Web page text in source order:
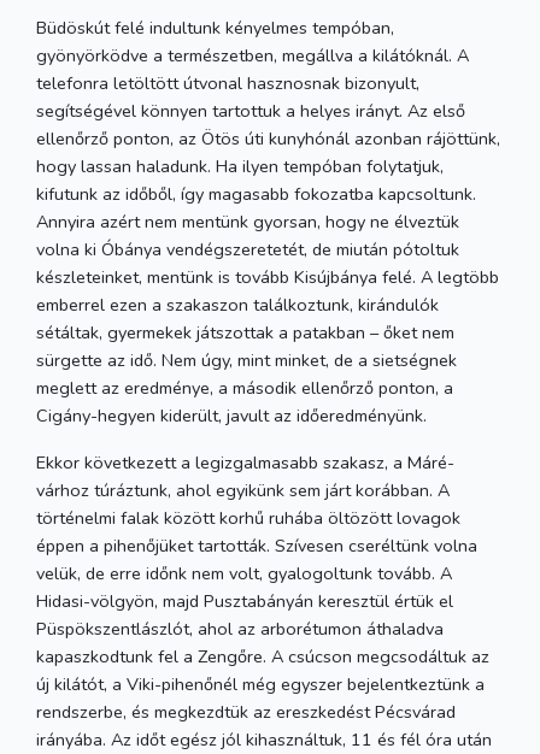
Büdöskút felé indultunk kényelmes tempóban,
gyönyörködve a természetben, megállva a kilátóknál. A
telefonra letöltött útvonal hasznosnak bizonyult,
segítségével könnyen tartottuk a helyes irányt. Az első
ellenőrző ponton, az Ötös úti kunyhónál azonban rájöttünk,
hogy lassan haladunk. Ha ilyen tempóban folytatjuk,
kifutunk az időből, így magasabb fokozatba kapcsoltunk.
Annyira azért nem mentünk gyorsan, hogy ne élveztük
volna ki Óbánya vendégszeretetét, de miután pótoltuk
készleteinket, mentünk is tovább Kisújbánya felé. A legtöbb
emberrel ezen a szakaszon találkoztunk, kirándulók
sétáltak, gyermekek játszottak a patakban – őket nem
sürgette az idő. Nem úgy, mint minket, de a sietségnek
meglett az eredménye, a második ellenőrző ponton, a
Cigány-hegyen kiderült, javult az időeredményünk.
Ekkor következett a legizgalmasabb szakasz, a Máré-
várhoz túráztunk, ahol egyikünk sem járt korábban. A
történelmi falak között korhű ruhába öltözött lovagok
éppen a pihenőjüket tartották. Szívesen cseréltünk volna
velük, de erre időnk nem volt, gyalogoltunk tovább. A
Hidasi-völgyön, majd Pusztabányán keresztül értük el
Püspökszentlászlót, ahol az arborétumon áthaladva
kapaszkodtunk fel a Zengőre. A csúcson megcsodáltuk az
új kilátót, a Viki-pihenőnél még egyszer bejelentkeztünk a
rendszerbe, és megkezdtük az ereszkedést Pécsvárad
irányába. Az időt egész jól kihasználtuk, 11 és fél óra után